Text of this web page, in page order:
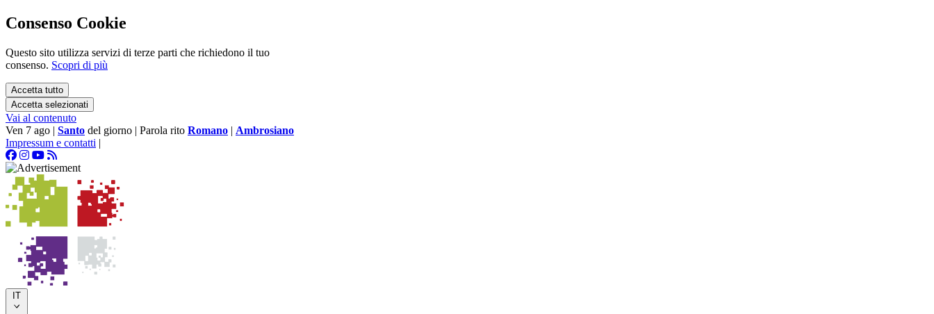
Consenso Cookie
Questo sito utilizza servizi di terze parti che richiedono il tuo
consenso. Scopri di più
Accetta tutto
Accetta selezionati
Vai al contenuto
Ven 7 ago | Santo del giorno | Parola rito Romano | Ambrosiano
Impressum e contatti |
IT